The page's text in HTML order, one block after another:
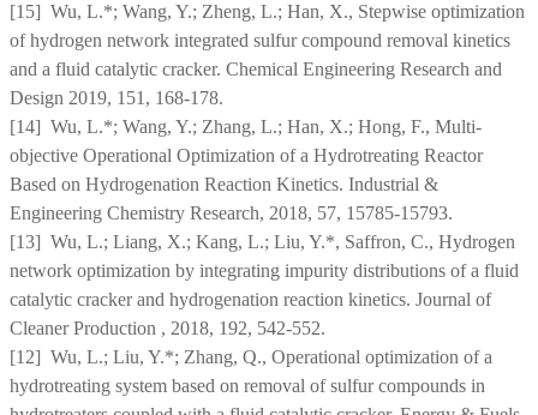
[15] Wu, L.*; Wang, Y.; Zheng, L.; Han, X., Stepwise optimization
of hydrogen network integrated sulfur compound removal kinetics
and a fluid catalytic cracker. Chemical Engineering Research and
Design 2019, 151, 168-178.
[14] Wu, L.*; Wang, Y.; Zhang, L.; Han, X.; Hong, F., Multi-
objective Operational Optimization of a Hydrotreating Reactor
Based on Hydrogenation Reaction Kinetics. Industrial &
Engineering Chemistry Research, 2018, 57, 15785-15793.
[13] Wu, L.; Liang, X.; Kang, L.; Liu, Y.*, Saffron, C., Hydrogen
network optimization by integrating impurity distributions of a fluid
catalytic cracker and hydrogenation reaction kinetics. Journal of
Cleaner Production , 2018, 192, 542-552.
[12] Wu, L.; Liu, Y.*; Zhang, Q., Operational optimization of a
hydrotreating system based on removal of sulfur compounds in